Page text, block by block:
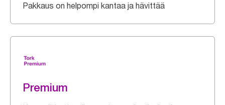
Pakkaus on helpompi kantaa ja hävittää
Premium